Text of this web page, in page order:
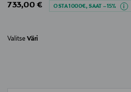
Original Price
733,00 € OSTA 1000€, SAAT –15%
Valitse Väri